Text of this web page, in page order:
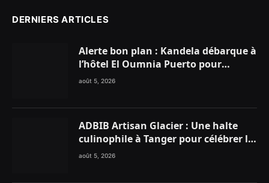
DERNIERS ARTICLES
Alerte bon plan : Kandela débarque à
l’hôtel El Oumnia Puerto pour
enflammer le Chiringuito Malibu
août 5, 2026
ADBIB Artisan Glacier : Une halte
culinophile à Tanger pour célébrer la
glace traditionnelle aux matières
août 5, 2026